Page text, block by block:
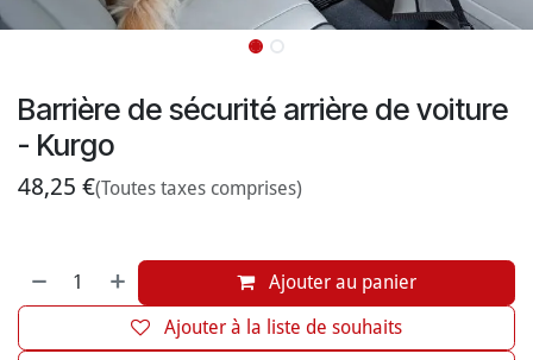
Barrière de sécurité arrière de voiture
- Kurgo
48,25 €(Toutes taxes comprises)
Ajouter au panier
Ajouter à la liste de souhaits